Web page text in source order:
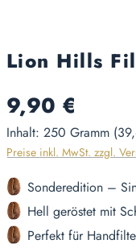
Lion Hills
Regulärer Preis:
9,90 €
Inhalt: 250 Gramm
Preise inkl. MwSt. zzgl.
Sonderedition –
Hell geröstet mit
Perfekt für